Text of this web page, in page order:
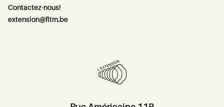
Contactez-nous!
extension@fltm.be